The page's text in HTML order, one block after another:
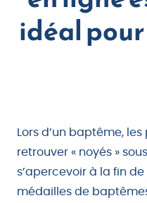
idéal
Lors d’un baptême,
retrouver « noyés »
s’apercevoir à la fin de
médailles de